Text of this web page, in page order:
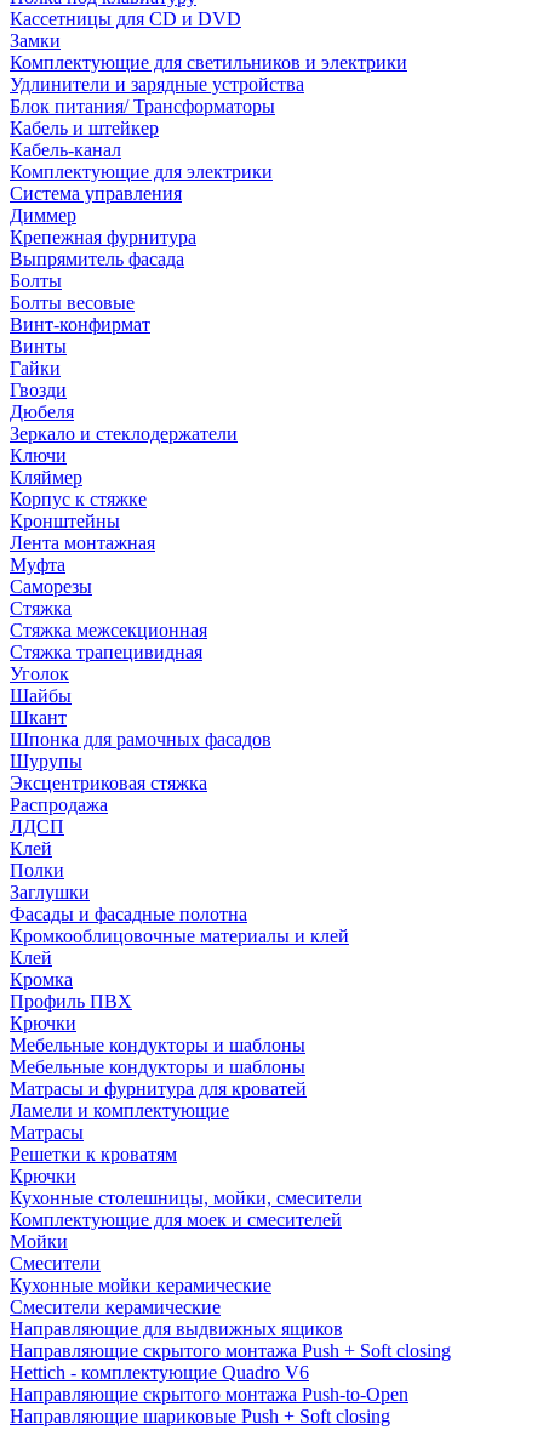
Кассетницы для CD и DVD
Замки
Комплектующие для светильников и электрики
Удлинители и зарядные устройства
Блок питания/ Трансформаторы
Кабель и штейкер
Кабель-канал
Комплектующие для электрики
Система управления
Диммер
Крепежная фурнитура
Выпрямитель фасада
Болты
Болты весовые
Винт-конфирмат
Винты
Гайки
Гвозди
Дюбеля
Зеркало и стеклодержатели
Ключи
Кляймер
Корпус к стяжке
Кронштейны
Лента монтажная
Муфта
Саморезы
Стяжка
Стяжка межсекционная
Стяжка трапецивидная
Уголок
Шайбы
Шкант
Шпонка для рамочных фасадов
Шурупы
Эксцентриковая стяжка
Распродажа
ЛДСП
Клей
Полки
Заглушки
Фасады и фасадные полотна
Кромкооблицовочные материалы и клей
Клей
Кромка
Профиль ПВХ
Крючки
Мебельные кондукторы и шаблоны
Мебельные кондукторы и шаблоны
Матрасы и фурнитура для кроватей
Ламели и комплектующие
Матрасы
Решетки к кроватям
Крючки
Кухонные столешницы, мойки, смесители
Комплектующие для моек и смесителей
Мойки
Смесители
Кухонные мойки керамические
Смесители керамические
Направляющие для выдвижных ящиков
Направляющие скрытого монтажа Push + Soft closing
Hettich - комплектующие Quadro V6
Направляющие скрытого монтажа Push-to-Open
Направляющие шариковые Push + Soft closing